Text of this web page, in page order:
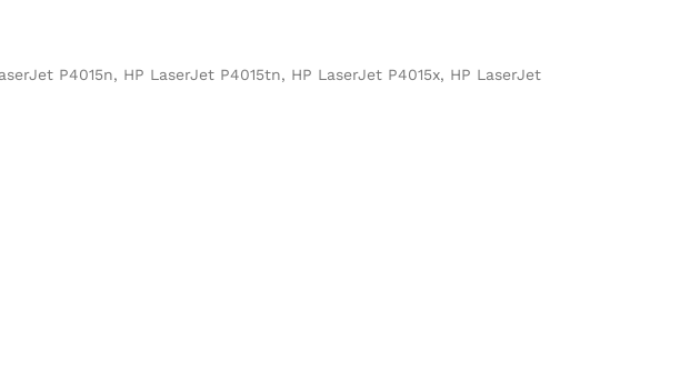
P4015n, HP LaserJet P4015tn, HP LaserJet P4015x, HP LaserJet